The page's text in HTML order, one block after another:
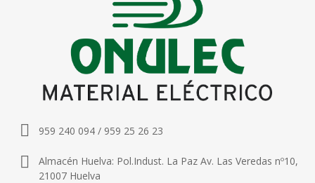
959 240 094 / 959 25 26 23
Almacén Huelva: Pol.Indust. La Paz Av. Las Veredas nº10,
21007 Huelva